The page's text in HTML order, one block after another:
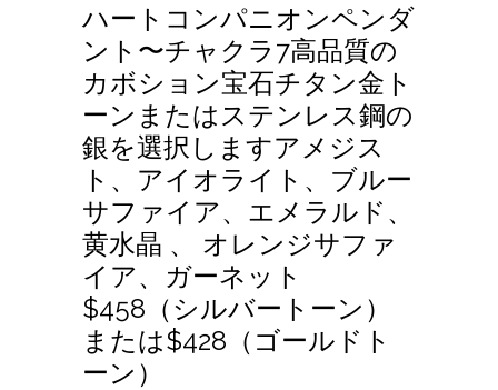
ハートコンパニオンペンダ
ント〜チャクラ7高品質の
カボション宝石チタン金ト
ーンまたはステンレス鋼の
銀を選択しますアメジス
ト、アイオライト、ブルー
サファイア、エメラルド、
黄水晶 、 オレンジサファ
イア、ガーネット
$458（シルバートーン）
または$428（ゴールドト
ーン）